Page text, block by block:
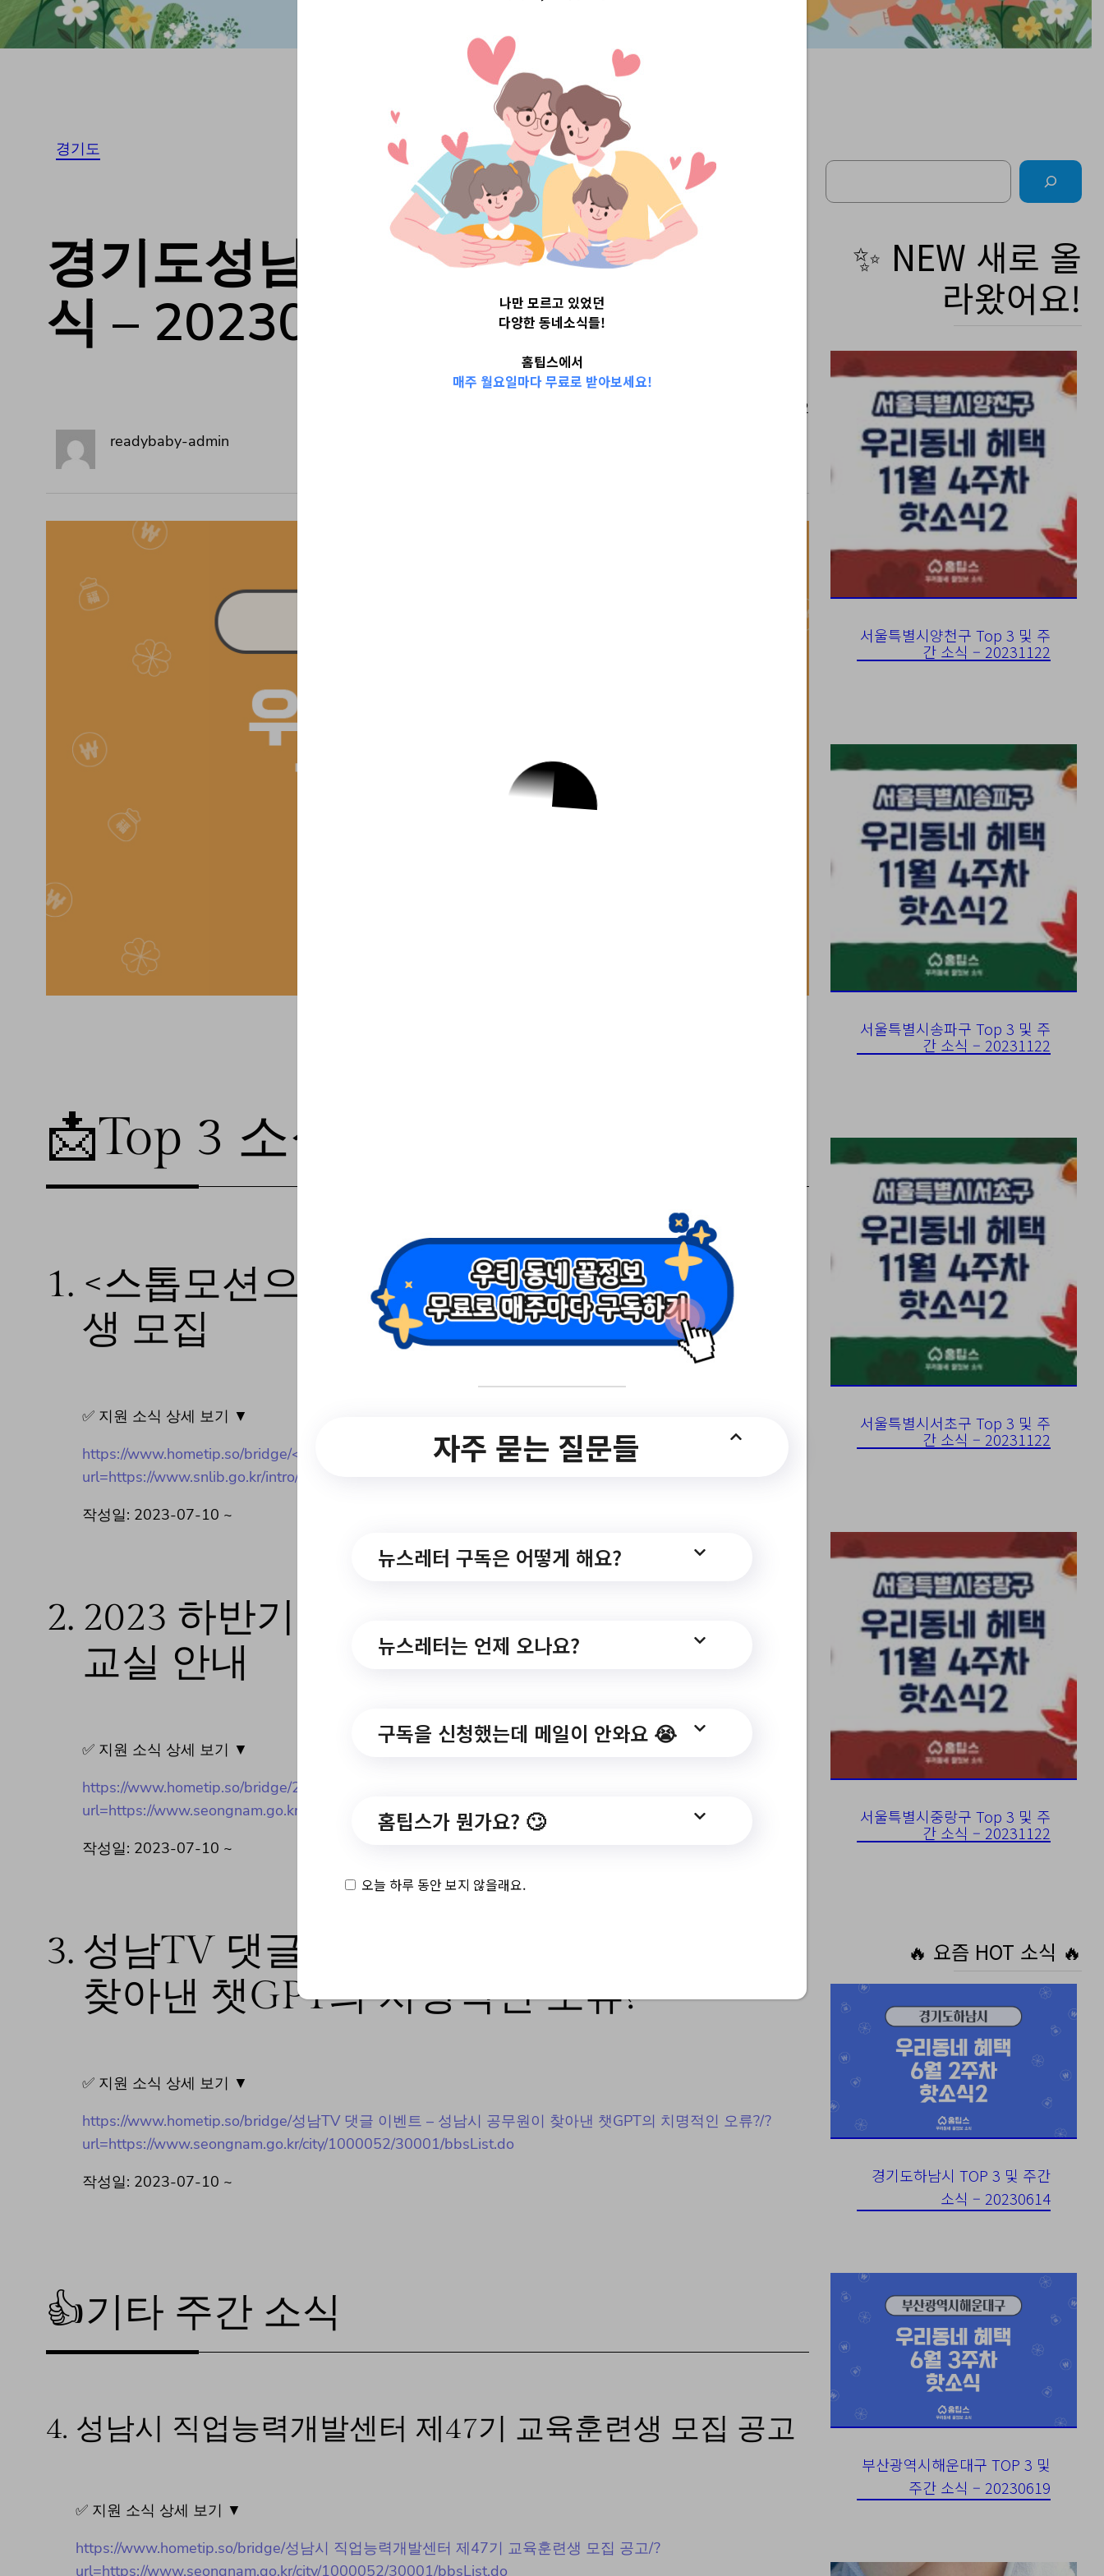
경기도
경기도성남시 Top 3 및 주간 소
식 – 20230712
2023-07-12
readybaby-admin
📩Top 3 소식❕
1. <스톱모션으로 기록하는 여름일기> 수강
생 모집
✅ 지원 소식 상세 보기 ▼
https://www.hometip.so/bridge/<스톱모션으로 기록하는 여름일기> 수강생 모집/?
url=https://www.snlib.go.kr/intro/menu/10048/bbs/20001/bbsPostList.do#javascript
작성일: 2023-07-10 ~
2. 2023 하반기 수정구보건소 신체활동 운동
교실 안내
✅ 지원 소식 상세 보기 ▼
https://www.hometip.so/bridge/2023 하반기 수정구보건소 신체활동 운동교실 안내/?
url=https://www.seongnam.go.kr/health/1001402/30328/bbsList.do#344002
작성일: 2023-07-10 ~
3. 성남TV 댓글 이벤트 – 성남시 공무원이
찾아낸 챗GPT의 치명적인 오류?
✅ 지원 소식 상세 보기 ▼
https://www.hometip.so/bridge/성남TV 댓글 이벤트 – 성남시 공무원이 찾아낸 챗GPT의 치명적인 오류?/?
url=https://www.seongnam.go.kr/city/1000052/30001/bbsList.do
작성일: 2023-07-10 ~
👍기타 주간 소식
4. 성남시 직업능력개발센터 제47기 교육훈련생 모집 공고
✅ 지원 소식 상세 보기 ▼
https://www.hometip.so/bridge/성남시 직업능력개발센터 제47기 교육훈련생 모집 공고/?
url=https://www.seongnam.go.kr/city/1000052/30001/bbsList.do
Search
✨ NEW 새로 올
라왔어요!
서울특별시양천구 Top 3 및 주
간 소식 – 20231122
서울특별시송파구 Top 3 및 주
간 소식 – 20231122
서울특별시서초구 Top 3 및 주
간 소식 – 20231122
서울특별시중랑구 Top 3 및 주
간 소식 – 20231122
🔥 요즘 HOT 소식 🔥
경기도하남시 TOP 3 및 주간
소식 – 20230614
부산광역시해운대구 TOP 3 및
주간 소식 – 20230619
나만 모르고 있었던
다양한 동네소식들!
홈팁스에서
매주 월요일마다 무료로 받아보세요!
자주 묻는 질문들
뉴스레터 구독은 어떻게 해요?
뉴스레터는 언제 오나요?
구독을 신청했는데 메일이 안와요 😭
홈팁스가 뭔가요? 🙄
오늘 하루 동안 보지 않을래요.